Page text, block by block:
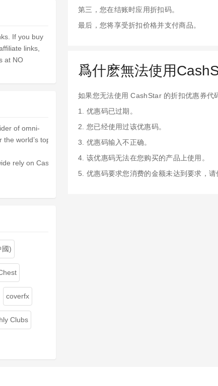
第三，您在结账时应用折扣码。
最后，您将享受折扣价格并支付商品。
爲什麽無法使用
如果您无法使用 CashStar 的折扣优惠券代
1. 优惠码已过期。
2. 您已经使用过该优惠码。
3. 优惠码输入不正确。
4. 该优惠码无法在您购买的产品上使用。
5. 优惠码要求您消费的金额未达到要求，
If you buy
links,
at NO
of omni-
world’s top brands. More than 300 leading b... »
to power the most innovative and advanced prepaid and
國)
coverfx
Clubs